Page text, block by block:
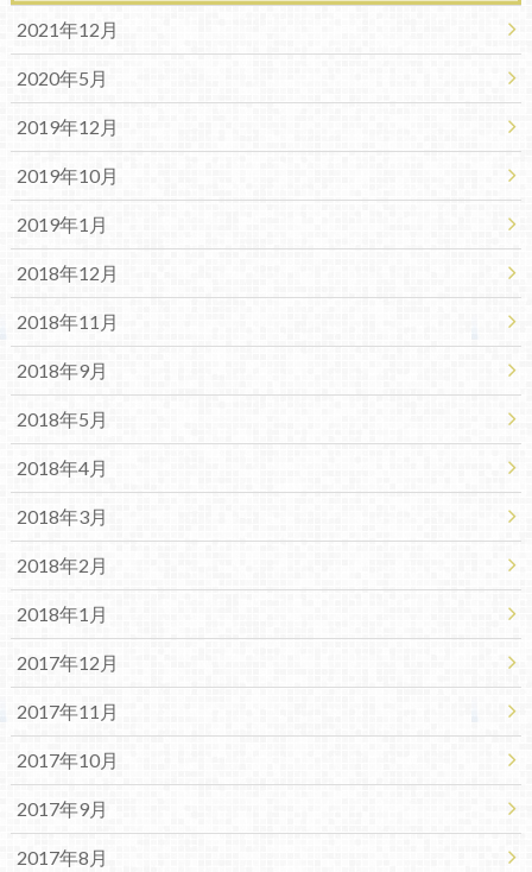
2021年12月
2020年5月
2019年12月
2019年10月
2019年1月
2018年12月
2018年11月
2018年9月
2018年5月
2018年4月
2018年3月
2018年2月
2018年1月
2017年12月
2017年11月
2017年10月
2017年9月
2017年8月